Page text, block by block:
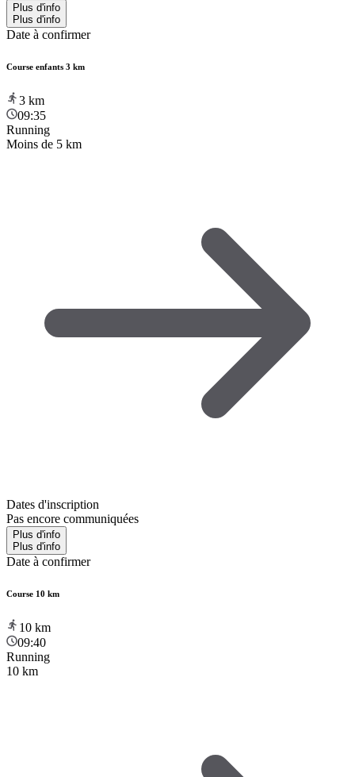
Plus d'info
Plus d'info
Date à confirmer
Course enfants 3 km
3 km
09:35
Running
Moins de 5 km
Dates d'inscription
Pas encore communiquées
Plus d'info
Plus d'info
Date à confirmer
Course 10 km
10 km
09:40
Running
10 km